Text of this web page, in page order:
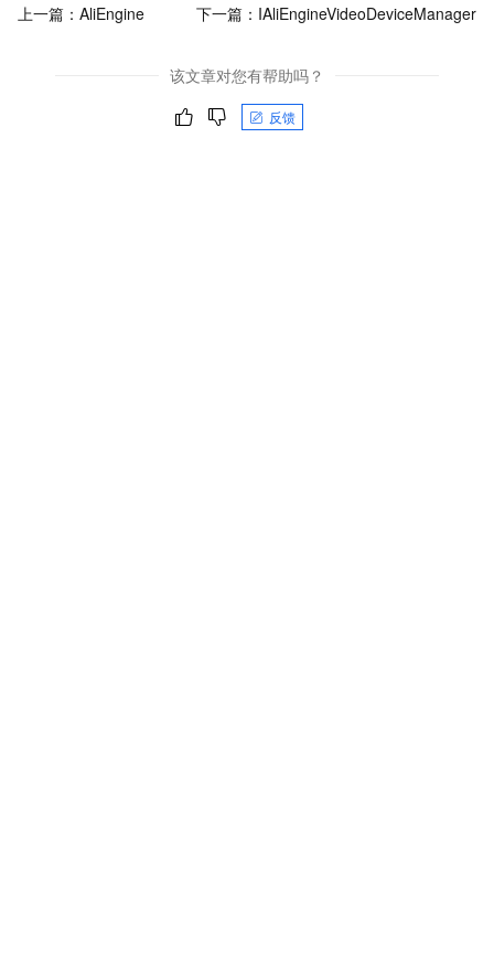
上一篇： AliEngine 下一篇： IAliEngineVideoDeviceManager
该文章对您有帮助吗？
反馈